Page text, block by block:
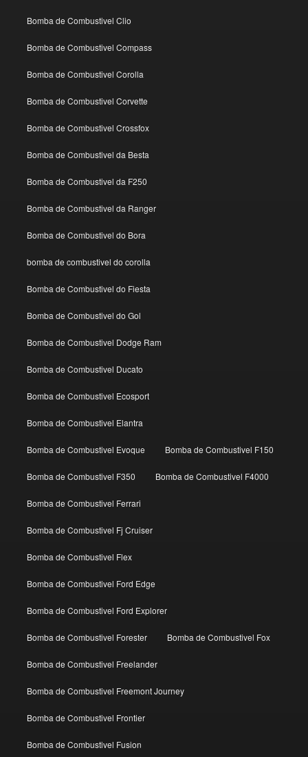
Bomba de Combustivel Clio
Bomba de Combustivel Compass
Bomba de Combustivel Corolla
Bomba de Combustivel Corvette
Bomba de Combustivel Crossfox
Bomba de Combustivel da Besta
Bomba de Combustivel da F250
Bomba de Combustivel da Ranger
Bomba de Combustivel do Bora
bomba de combustivel do corolla
Bomba de Combustivel do Fiesta
Bomba de Combustivel do Gol
Bomba de Combustivel Dodge Ram
Bomba de Combustivel Ducato
Bomba de Combustivel Ecosport
Bomba de Combustivel Elantra
Bomba de Combustivel Evoque Bomba de Combustivel F150
Bomba de Combustivel F350 Bomba de Combustivel F4000
Bomba de Combustivel Ferrari
Bomba de Combustivel Fj Cruiser
Bomba de Combustivel Flex
Bomba de Combustivel Ford Edge
Bomba de Combustivel Ford Explorer
Bomba de Combustivel Forester Bomba de Combustivel Fox
Bomba de Combustivel Freelander
Bomba de Combustivel Freemont Journey
Bomba de Combustivel Frontier
Bomba de Combustivel Fusion